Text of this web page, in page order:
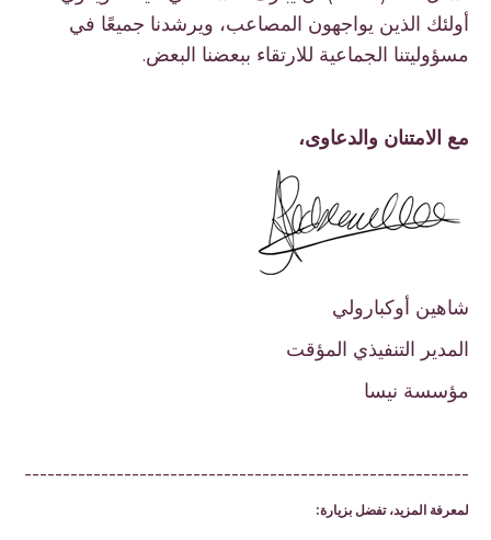
أولئك الذين يواجهون المصاعب، ويرشدنا جميعًا في
مسؤوليتنا الجماعية للارتقاء ببعضنا البعض.
مع الامتنان والدعاوى،
شاهين أوكبارولي
المدير التنفيذي المؤقت
مؤسسة نيسا
----------------------------------------------------------
لمعرفة المزيد، تفضل بزيارة: